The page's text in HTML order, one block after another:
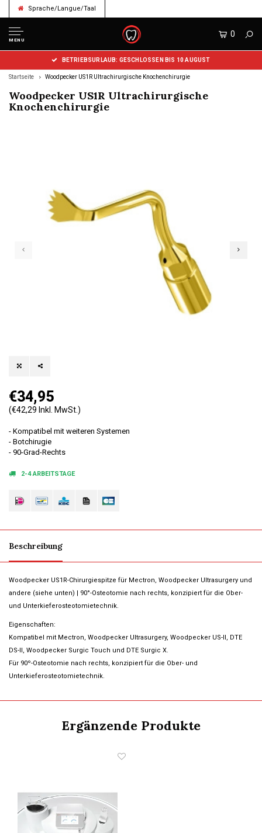
Sprache/Langue/Taal
MENU
0
BETRIEBSURLAUB: GESCHLOSSEN BIS 10 AUGUST
Startseite Woodpecker US1R Ultrachirurgische Knochenchirurgie
Woodpecker US1R Ultrachirurgische
Knochenchirurgie
€34,95
(€42,29 Inkl. MwSt.)
- Kompatibel mit weiteren Systemen
- Botchirugie
- 90-Grad-Rechts
2-4 ARBEITSTAGE
Beschreibung
Woodpecker US1R-Chirurgiespitze für Mectron, Woodpecker Ultrasurgery und
andere (siehe unten) | 90°-Osteotomie nach rechts, konzipiert für die Ober-
und Unterkieferosteotomietechnik.
Eigenschaften:
Kompatibel mit Mectron, Woodpecker Ultrasurgery, Woodpecker US-II, DTE
DS-II, Woodpecker Surgic Touch und DTE Surgic X.
Für 90º-Osteotomie nach rechts, konzipiert für die Ober- und
Unterkieferosteotomietechnik.
Ergänzende Produkte